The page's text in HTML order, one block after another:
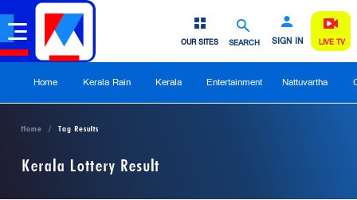
SEARCH SIGN IN
OUR SITES LIVE TV
Home Kerala Rain Kerala Entertainment Nattuvartha
Home Tag Results
Kerala Lottery Result